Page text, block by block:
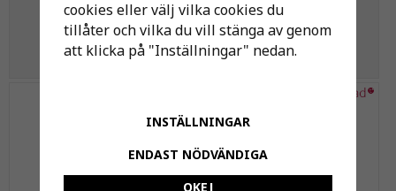
4 040 kr
KÖP
4 846 kr
KÖP
cookies eller välj vilka cookies du
tillåter och vilka du vill stänga av genom
att klicka på "Inställningar" nedan.
INSTÄLLNINGAR
ENDAST NÖDVÄNDIGA
OKEJ